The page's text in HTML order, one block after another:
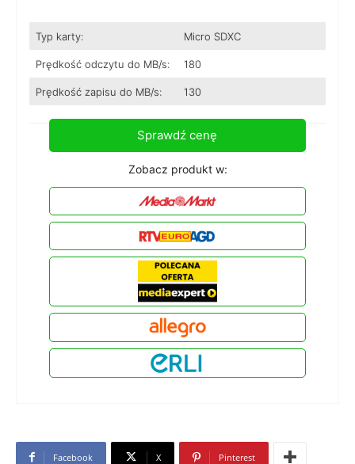
Typ karty: Micro SDXC
Prędkość odczytu do MB/s: 180
Prędkość zapisu do MB/s: 130
Sprawdź cenę
Zobacz produkt w:
Facebook X Pinterest